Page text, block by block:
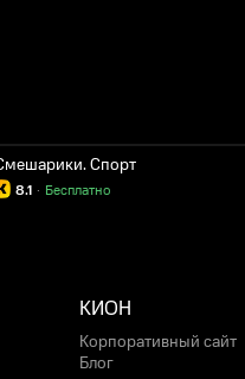
Спорт
8.1 Бесплатно
·
КИОН
Корпоративный сайт
Блог